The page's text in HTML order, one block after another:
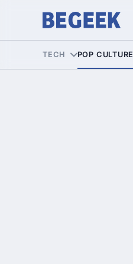
TECH POP CULTURE